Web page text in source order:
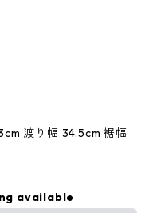
渡り幅 34.5cm 裾幅
available